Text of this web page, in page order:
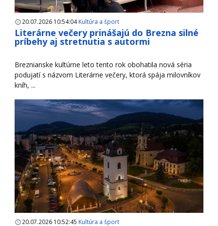
20.07.2026 10:54:04Kultúra a šport
Literárne večery prinášajú do Brezna silné
príbehy aj stretnutia s autormi
Breznianske kultúrne leto tento rok obohatila nová séria
podujatí s názvom Literárne večery, ktorá spája milovníkov
kníh, ...
20.07.2026 10:52:45 Kultúra a šport